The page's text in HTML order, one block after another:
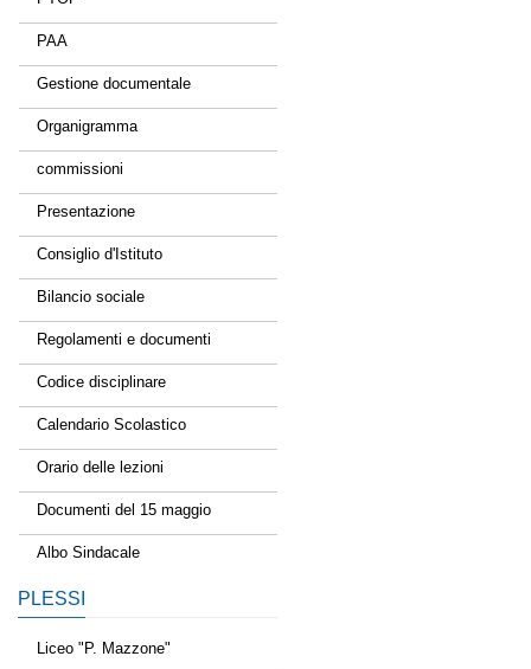
PAA
Gestione documentale
Organigramma
commissioni
Presentazione
Consiglio d'Istituto
Bilancio sociale
Regolamenti e documenti
Codice disciplinare
Calendario Scolastico
Orario delle lezioni
Documenti del 15 maggio
Albo Sindacale
PLESSI
Liceo "P. Mazzone"